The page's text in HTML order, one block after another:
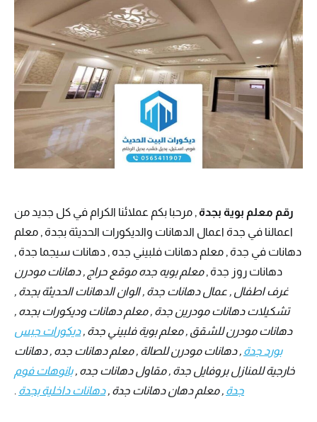
رقم معلم بوية بجدة , مرحبا بكم عملائنا الكرام في كل جديد من
اعمالنا في جدة اعمال الدهانات والديكورات الحديثة بجدة , معلم
دهانات في جدة , معلم دهانات فلبيني جده , دهانات سيجما جدة ,
دهانات روز جدة ,معلم بويه جده موقع حراج , دهانات مودرن
غرف اطفال , عمال دهانات جدة , الوان الدهانات الحديثة بجدة ,
تشكيلات دهانات مودرين جدة , معلم دهانات وديكورات بجده ,
دهانات مودرن للشقق , معلم بوية فلبيني جدة ,ديكورات جبس
بورد جدة , دهانات مودرن للصالة , معلم دهانات جده , دهانات
خارجية للمنازل بروفايل جدة , مقاول دهانات جده ,بانوهات فوم
جدة , معلم دهان دهانات جدة ,دهانات داخلية بجدة .